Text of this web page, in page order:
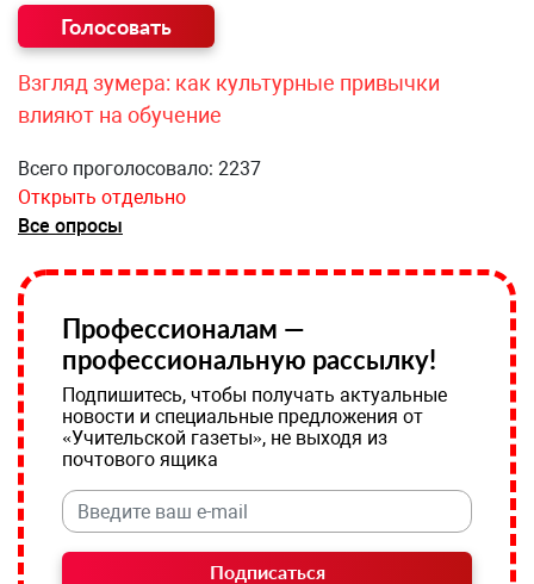
Взгляд зумера: как культурные привычки
влияют на обучение
Всего проголосовало: 2237
Открыть отдельно
Все опросы
Профессионалам —
профессиональную рассылку!
Подпишитесь, чтобы получать актуальные
новости и специальные предложения от
«Учительской газеты», не выходя из
почтового ящика
Подписаться